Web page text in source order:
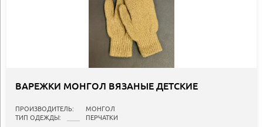
ВАРЕЖКИ МОНГОЛ ВЯЗАНЫЕ ДЕТСКИЕ
ПРОИЗВОДИТЕЛЬ:
МОНГОЛ
ТИП ОДЕЖДЫ:
ПЕРЧАТКИ